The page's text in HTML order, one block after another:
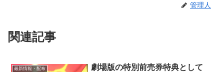
管理人
関連記事
最新情報・配布
劇場版の特別前売券特典として